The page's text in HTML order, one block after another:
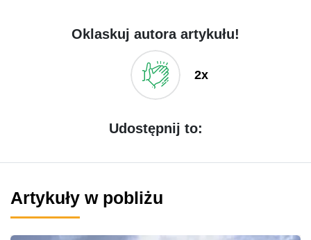
Oklaskuj autora artykułu!
2x
Udostępnij to:
Artykuły w pobliżu